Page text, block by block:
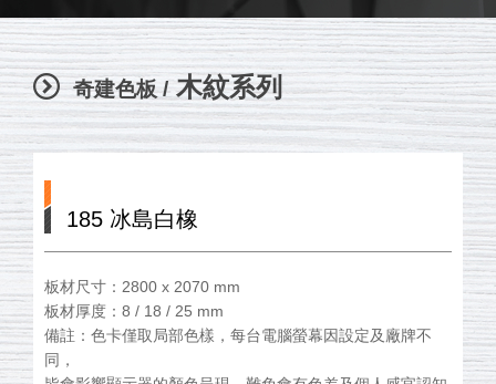
奇建色板 /木紋系列
185 冰島白橡
板材尺寸：2800 x 2070 mm
板材厚度：8 / 18 / 25 mm
備註：色卡僅取局部色樣，每台電腦螢幕因設定及廠牌不
同，
密碼修改
個人資料修改
訂單查詢
會員登出